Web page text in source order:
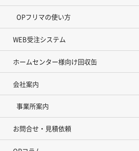
OPフリマの使い方
WEB受注システム
ホームセンター様向け回収缶
会社案内
事業所案内
お問合せ・見積依頼